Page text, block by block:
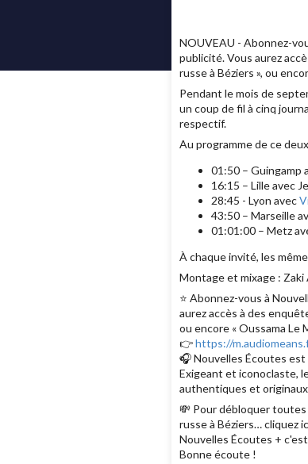
NOUVEAU - Abonnez-
publicité. Vous aurez
russe à Béziers », ou
Pendant le mois de
un coup de fil à cinq
respectif.
Au programme de ce
01:50 – Guingamp
16:15 – Lille avec
28:45 - Lyon avec
43:50 – Marseille
01:01:00 – Metz
À chaque invité, les
Montage et mixage :
⭐️ Abonnez-vous à
aurez accès à des
ou encore « Oussama Le
👉https://
🎧 Nouvelles Écoutes
Exigeant et iconoclaste,
authentiques et
💸 Pour débloquer toutes
russe à Béziers… cliquez
Nouvelles Écoutes +
Bonne écoute !